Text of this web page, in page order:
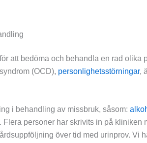
att bedöma och behandla en rad
(OCD), personlighetsstörningar,
i behandling av missbruk, såsom:
personer har skrivits in på
över tid med urinprov. Vi